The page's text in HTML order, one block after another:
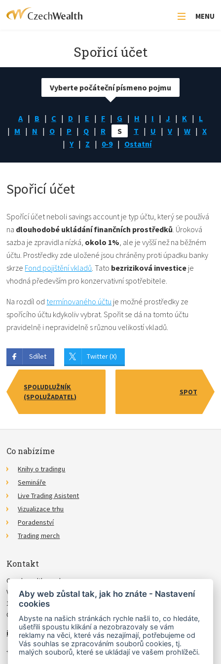
MENU
Spořicí účet
A B C D E F G H I J K
L
M
N O P Q R S T U V W
X
Y
Z 0-9 Ostatní
Vyberte počáteční písmeno pojmu
Spořicí účet
Spořící účet neboli savings account je typ účtu, který se používá
na dlouhodobé ukládání finančních prostředků . Úroková
sazba je zpravidla nízká, okolo 1% , ale je vyšší než na běžném
účtu. Prostředky zde uložené jsou chráněny proti úpadku banky
skrze Fond pojištění vkladů . Tato bezriziková investice je
vhodná především pro konzervativní spotřebitele.
Na rozdíl od termínovaného účtu je možné prostředky ze
spořícího účtu kdykoliv vybrat. Spořit se dá na tomto účtu
pravidelně i nepravidelně s různou velikostí vkladů.
Sdílet Twitter (X)
SPOLUDLUŽNÍK
(SPOLUŽADATEL)
SPOT
Co nabízíme
Knihy o tradingu
Semináře
Live Trading Asistent
Vizualizace trhu
Poradenství
Trading merch
Kontakt
Czechwealth, spol. s r.o.
Višňová 4
140 00 Praha 4
Česká Republika
info@czechwealth.cz
+420 226 804 571 (9–12 hod.)
Aby web zůstal tak, jak ho znáte - Nastavení
cookies
Abyste na našich stránkách rychle našli to, co hledáte,
ušetřili spoustu klikání a nezobrazovaly se vám
reklamy na věci, které vás nezajímají, potřebujeme od
Vás souhlas se zpracováním souborů cookies, tj.
malých souborů, které se ukládají ve vašem prohlížeči.